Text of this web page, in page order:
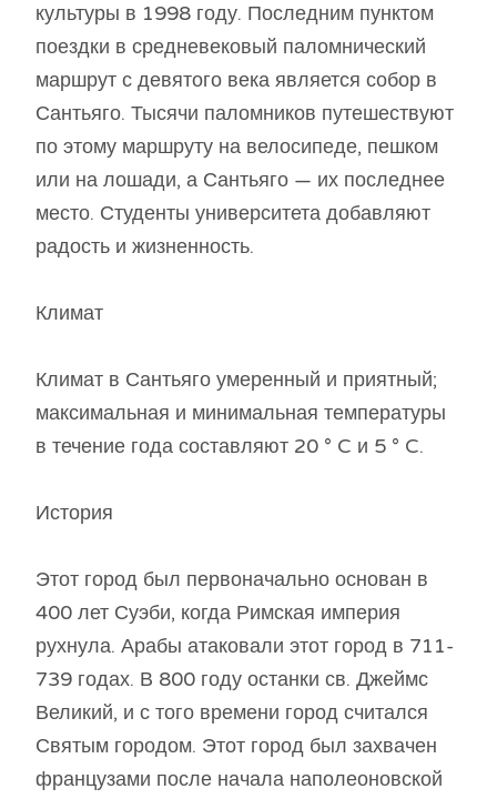
культуры в 1998 году. Последним пунктом
поездки в средневековый паломнический
маршрут с девятого века является собор в
Сантьяго. Тысячи паломников путешествуют
по этому маршруту на велосипеде, пешком
или на лошади, а Сантьяго — их последнее
место. Студенты университета добавляют
радость и жизненность.
Климат
Климат в Сантьяго умеренный и приятный;
максимальная и минимальная температуры
в течение года составляют 20 ° C и 5 ° C.
История
Этот город был первоначально основан в
400 лет Суэби, когда Римская империя
рухнула. Арабы атаковали этот город в 711-
739 годах. В 800 году останки св. Джеймс
Великий, и с того времени город считался
Святым городом. Этот город был захвачен
французами после начала наполеоновской